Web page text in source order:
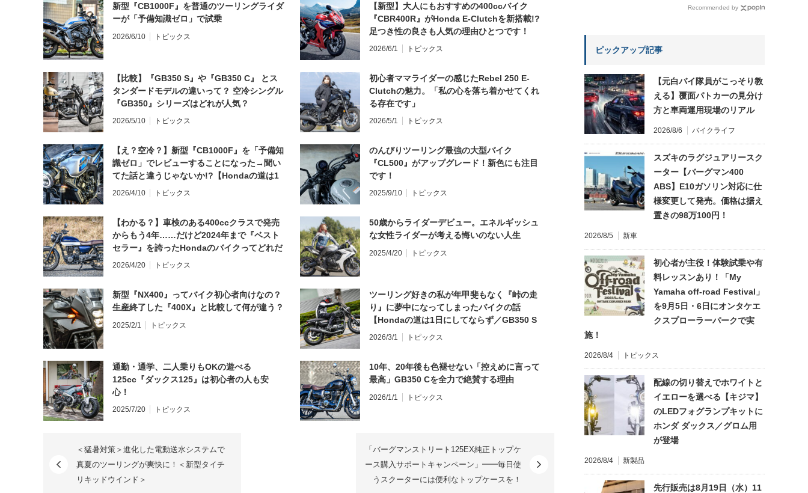
新型『CB1000F』を普通のツーリングライダ
ーが「予備知識ゼロ」で試乗
2026/6/10 トピックス
【新型】大人にもおすすめの400ccバイク
『CBR400R』がHonda E-Clutchを新搭載!?
足つき性の良さも人気の理由ひとつです！
2026/6/1 トピックス
【比較】『GB350 S』や『GB350 C』 とス
タンダードモデルの違いって？ 空冷シングル
『GB350』シリーズはどれが人気？
2026/5/10 トピックス
初心者ママライダーの感じたRebel 250 E-
Clutchの魅力。「私の心を落ち着かせてくれ
る存在です」
2026/5/1 トピックス
【え？空冷？】新型『CB1000F』を「予備知
識ゼロ」でレビューすることになった→聞い
てた話と違うじゃないか!?【Hondaの道は1
日にしてならず／CB1000F ①第一印象 編】
2026/4/10 トピックス
のんびりツーリング最強の大型バイク
『CL500』がアップグレード！新色にも注目
です！
2025/9/10 トピックス
【わかる？】車検のある400ccクラスで発売
からもう4年……だけど2024年まで『ベスト
セラー』を誇ったHondaのバイクってどれだ
と思う？
2026/4/20 トピックス
50歳からライダーデビュー。エネルギッシュ
な女性ライダーが考える悔いのない人生
2025/4/20 トピックス
新型『NX400』ってバイク初心者向けなの？
生産終了した『400X』と比較して何が違う？
2025/2/1 トピックス
ツーリング好きの私が年甲斐もなく『峠の走
り』に夢中になってしまったバイクの話
【Hondaの道は1日にしてならず／GB350 S
インプレ・レビュー 前編】
2026/3/1 トピックス
通勤・通学、二人乗りもOKの遊べる
125cc『ダックス125』は初心者の人も安
心！
2025/7/20 トピックス
10年、20年後も色褪せない「控えめに言って
最高」GB350 Cを全力で絶賛する理由
2026/1/1 トピックス
＜猛暑対策＞進化した電動送水システムで
真夏のツーリングが爽快に！＜新型タイチ
リキッドウインド＞
「バーグマンストリート125EX純正トップケ
ース購入サポートキャンペーン」━━毎日使
うスクーターには便利なトップケースを！
Recommended by
ピックアップ記事
【元白バイ隊員がこっそり教
える】覆面パトカーの見分け
方と車両運用現場のリアル
2026/8/6 バイクライフ
スズキのラグジュアリースク
ーター【バーグマン400
ABS】E10ガソリン対応に仕
様変更して発売。価格は据え
置きの98万100円！
2026/8/5 新車
初心者が主役！体験試乗や有
料レッスンあり！「My
Yamaha off-road Festival」
を9月5日・6日にオンタケエ
クスプローラーパークで実
施！
2026/8/4 トピックス
配線の切り替えでホワイトと
イエローを選べる【キジマ】
のLEDフォグランプキットに
ホンダ ダックス／グロム用
が登場
2026/8/4 新製品
先行販売は8月19日（水）11